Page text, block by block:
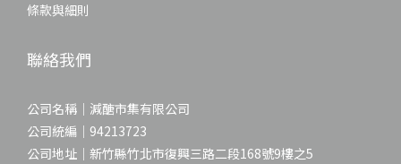
條款與細則
聯絡我們
公司名稱｜減醣市集有限公司
公司統編｜94213723
公司地址｜新竹縣竹北市復興三路二段168號9樓之5